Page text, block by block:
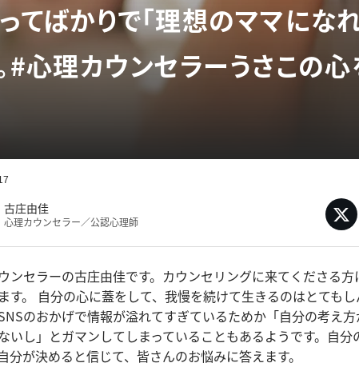
てばかりで「理想のママに
#心理カウンセラーうさこの
古庄由佳
心理カウンセラー／公認心理師
ンセラーの古庄由佳です。カウンセリングに来てくださる
す。 自分の心に蓋をして、我慢を続けて生きるのはとても
のおかげで情報が溢れてすぎているためか「自分の考え
いし」とガマンしてしまっていることもあるようです。自
分が決めると信じて、皆さんのお悩みに答えます。